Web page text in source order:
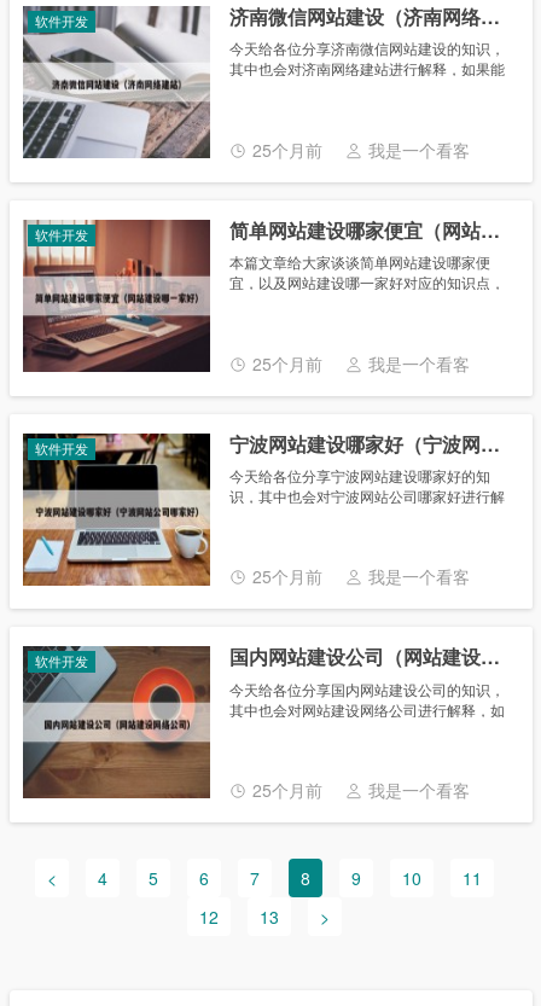
软件开发 济南微信网站建设（济南网络建站）
今天给各位分享济南微信网站建设的知识，
其中也会对济南网络建站进行解释，如果能
25个月前 我是一个看客
软件开发 简单网站建设哪家便宜（网站建设哪一家好）
本篇文章给大家谈谈简单网站建设哪家便
宜，以及网站建设哪一家好对应的知识点，
25个月前 我是一个看客
软件开发 宁波网站建设哪家好（宁波网站公司哪家好）
今天给各位分享宁波网站建设哪家好的知
识，其中也会对宁波网站公司哪家好进行解
25个月前 我是一个看客
软件开发 国内网站建设公司（网站建设网络公司）
今天给各位分享国内网站建设公司的知识，
其中也会对网站建设网络公司进行解释，如
25个月前 我是一个看客
< 4 5 6 7 8 9 10
11
12
13 >